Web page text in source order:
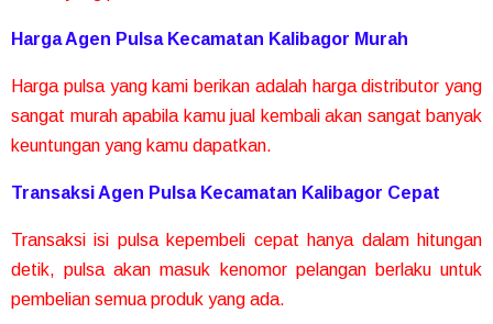
Harga Agen Pulsa Kecamatan Kalibagor Murah
Harga pulsa yang kami berikan adalah harga distributor yang
sangat murah apabila kamu jual kembali akan sangat banyak
keuntungan yang kamu dapatkan.
Transaksi Agen Pulsa Kecamatan Kalibagor Cepat
Transaksi isi pulsa kepembeli cepat hanya dalam hitungan
detik, pulsa akan masuk kenomor pelangan berlaku untuk
pembelian semua produk yang ada.